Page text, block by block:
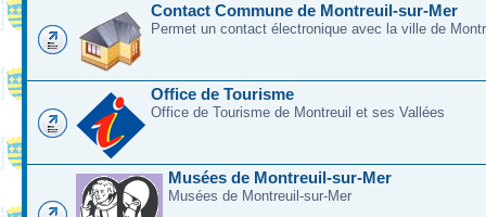
Contact Commune de Montreuil-sur-Mer
Permet un contact électronique avec la ville de
Office de Tourisme
Office de Tourisme de Montreuil et ses Vallées
Musées de Montreuil-sur-Mer
Musées de Montreuil-sur-Mer